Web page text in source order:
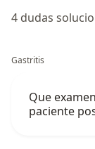
4 dudas
Gastritis
Que
paciente